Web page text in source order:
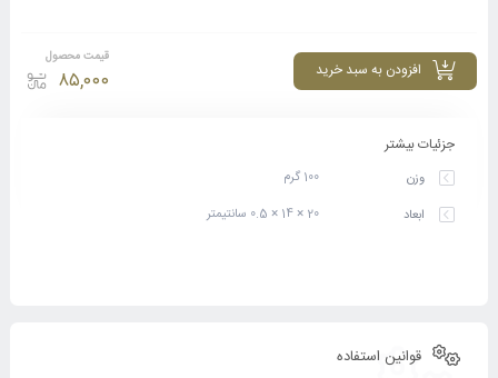
قیمت محصول
۸۵,۰۰۰ افزودن به سبد خرید
جزئیات بیشتر
وزن
100 گرم
ابعاد
20 × 14 × 0.5 سانتیمتر
قوانین استفاده